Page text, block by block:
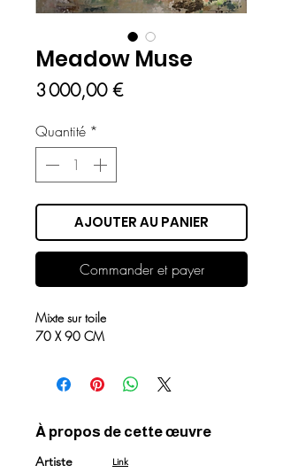
Meadow Muse
3 000,00 €Prix
Quantité *
AJOUTER AU PANIER
Commander et payer
Mixte sur toile
70 X 90 CM
À propos de cette œuvre
Artiste Link